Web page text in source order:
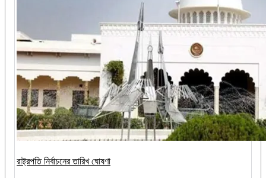
রাষ্ট্রপতি নির্বাচনের তারিখ ঘোষণা